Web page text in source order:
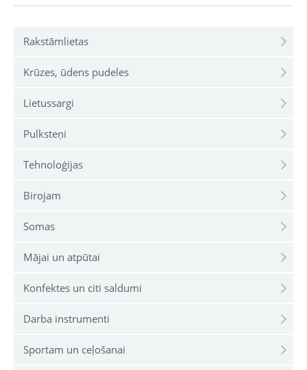
Rakstāmlietas
Krūzes, ūdens pudeles
Lietussargi
Pulksteņi
Tehnoloģijas
Birojam
Somas
Mājai un atpūtai
Konfektes un citi saldumi
Darba instrumenti
Sportam un ceļošanai